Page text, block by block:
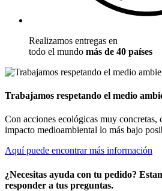
Realizamos entregas en
todo el mundo más de 40 países
Trabajamos respetando el medio
Con acciones ecológicas muy concretas,
impacto medioambiental lo más bajo
Aquí puede encontrar más información
¿Necesitas ayuda con tu pedido?
responder a tus preguntas.